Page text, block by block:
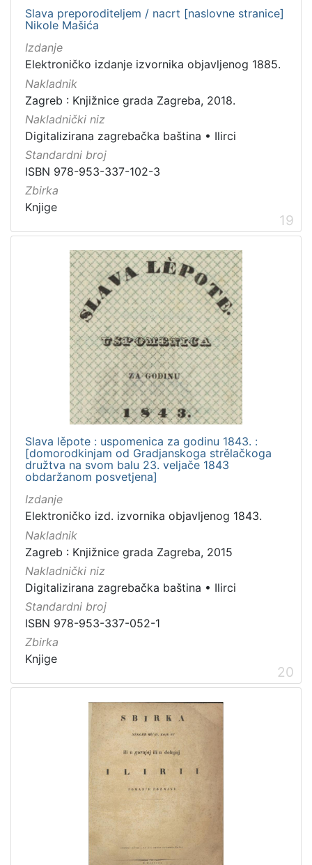
Slava preporoditeljem / nacrt [naslovne stranice]
Nikole Mašića
Izdanje
Elektroničko izdanje izvornika objavljenog 1885.
Nakladnik
Zagreb : Knjižnice grada Zagreba, 2018.
Nakladnički niz
Digitalizirana zagrebačka baština • Ilirci
Standardni broj
ISBN 978-953-337-102-3
Zbirka
Knjige
19
Slava lěpote : uspomenica za godinu 1843. :
[domorodkinjam od Gradjanskoga strělačkoga
družtva na svom balu 23. veljače 1843
obdaržanom posvetjena]
Izdanje
Elektroničko izd. izvornika objavljenog 1843.
Nakladnik
Zagreb : Knjižnice grada Zagreba, 2015
Nakladnički niz
Digitalizirana zagrebačka baština • Ilirci
Standardni broj
ISBN 978-953-337-052-1
Zbirka
Knjige
20